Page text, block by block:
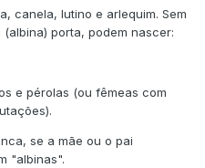
canela, lutino e arlequim. Sem
porta, podem nascer:
e pérolas (ou fêmeas com
se a mãe ou o pai
"albinas".